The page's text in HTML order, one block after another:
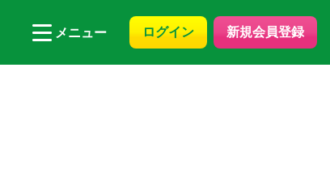
メニュー ログイン 新規会員登録